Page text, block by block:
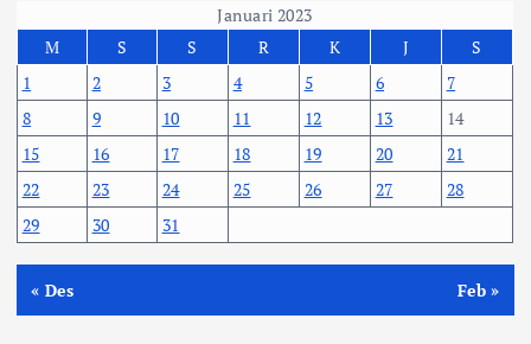
Januari 2023
M
S S R K J
S
1
2 3 4 5 6
7
8
9 10 11 12 13
14
15
16 17 18 19 20
21
22
23 24 25 26 27
28
29
30 31
« Des Feb »